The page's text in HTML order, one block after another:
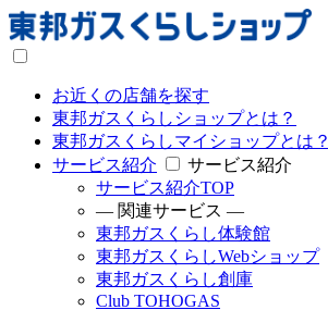
お近くの店舗を探す
東邦ガスくらしショップとは？
東邦ガスくらしマイショップとは？
サービス紹介
サービス紹介
サービス紹介TOP
― 関連サービス ―
東邦ガスくらし体験館
東邦ガスくらしWebショップ
東邦ガスくらし創庫
Club TOHOGAS